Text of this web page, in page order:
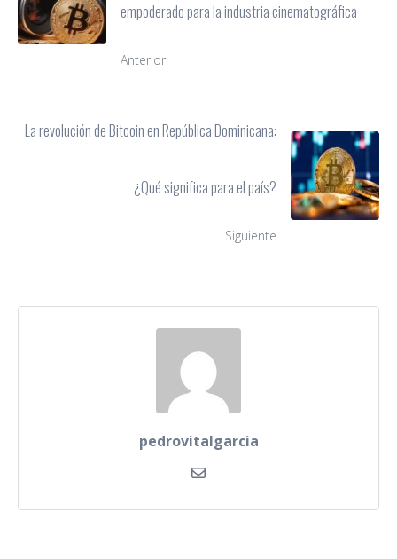
empoderado para la industria cinematográfica
Anterior
La revolución de Bitcoin en República Dominicana:
¿Qué significa para el país?
Siguiente
pedrovitalgarcia